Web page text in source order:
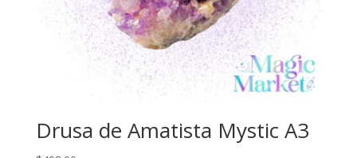
Drusa de Amatista Mystic A3